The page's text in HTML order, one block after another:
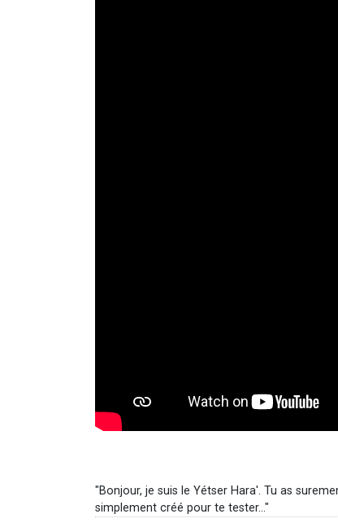
"Bonjour, je suis le Yétser Hara'. Tu as
simplement créé pour te tester..."